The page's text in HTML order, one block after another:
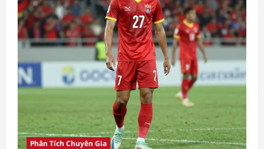
Phân Tích Chuyên Gia